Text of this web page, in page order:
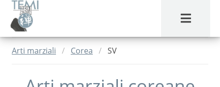
MENU
Arti marziali Corea SV